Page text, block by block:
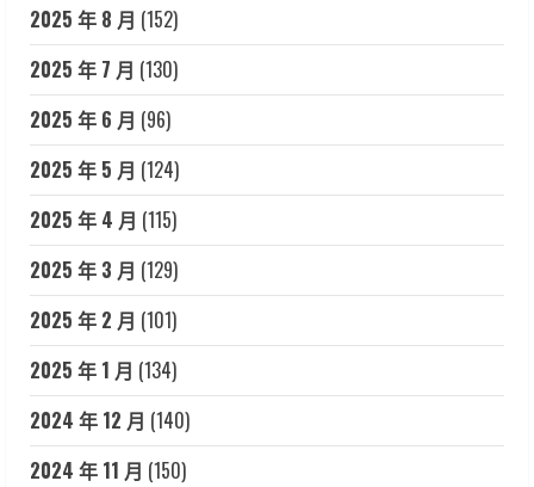
2025 年 8 月 (152)
2025 年 7 月 (130)
2025 年 6 月 (96)
2025 年 5 月 (124)
2025 年 4 月 (115)
2025 年 3 月 (129)
2025 年 2 月 (101)
2025 年 1 月 (134)
2024 年 12 月 (140)
2024 年 11 月 (150)